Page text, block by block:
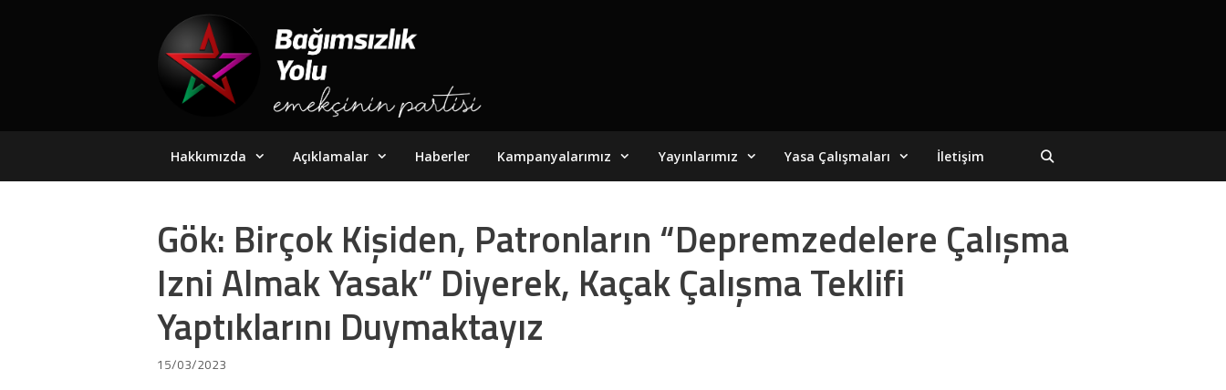
Hakkımızda Açıklamalar Haberler Kampanyalarımız Yayınlarımız Yasa Çalışmaları İletişim
Gök: Birçok Kişiden, Patronların “Depremzedelere Çalışma
Izni Almak Yasak” Diyerek, Kaçak Çalışma Teklifi
Yaptıklarını Duymaktayız
15/03/2023